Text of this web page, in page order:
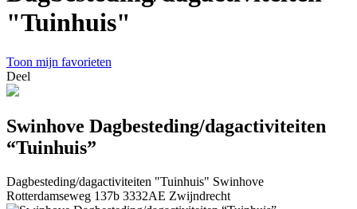
"Tuinhuis"
Toon mijn favorieten
Deel
Swinhove Dagbesteding/dagactiviteiten
“Tuinhuis”
Dagbesteding/dagactiviteiten "Tuinhuis" Swinhove
Rotterdamseweg 137b 3332AE Zwijndrecht